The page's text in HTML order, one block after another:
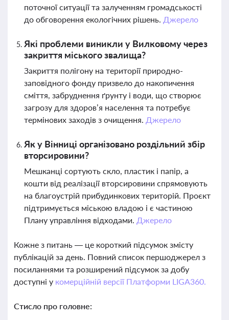
поточної ситуації та залученням громадськості
до обговорення екологічних рішень. Джерело
Які проблеми виникли у Вилковому через
закриття міського звалища?
Закриття полігону на території природно-
заповідного фонду призвело до накопичення
сміття, забруднення ґрунту і води, що створює
загрозу для здоров’я населення та потребує
термінових заходів з очищення. Джерело
Як у Вінниці організовано роздільний збір
вторсировини?
Мешканці сортують скло, пластик і папір, а
кошти від реалізації вторсировини спрямовують
на благоустрій прибудинкових територій. Проєкт
підтримується міською владою і є частиною
Плану управління відходами. Джерело
Кожне з питань — це короткий підсумок змісту
публікацій за день. Повний список першоджерел з
посиланнями та розширений підсумок за добу
доступні у комерційній версії Платформи LIGA360.
Стисло про головне: